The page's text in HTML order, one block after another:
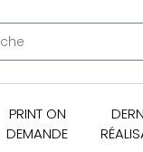
PRINT ON
DEMANDE